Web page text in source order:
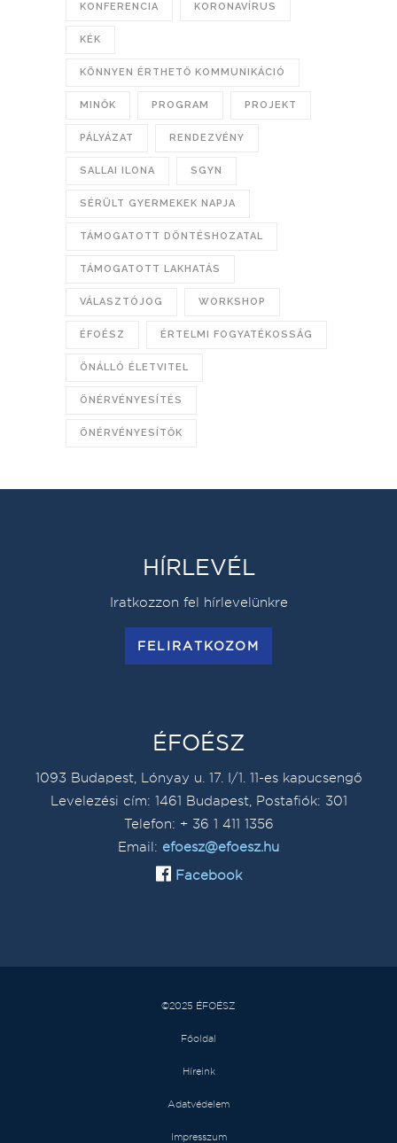
KONFERENCIA KORONAVÍRUS
KÉK
KÖNNYEN ÉRTHETŐ KOMMUNIKÁCIÓ
MINŐK PROGRAM PROJEKT
PÁLYÁZAT RENDEZVÉNY
SALLAI ILONA SGYN
SÉRÜLT GYERMEKEK NAPJA
TÁMOGATOTT DÖNTÉSHOZATAL
TÁMOGATOTT LAKHATÁS
VÁLASZTÓJOG WORKSHOP
ÉFOÉSZ ÉRTELMI FOGYATÉKOSSÁG
ÖNÁLLÓ ÉLETVITEL
ÖNÉRVÉNYESÍTÉS
ÖNÉRVÉNYESÍTŐK
HÍRLEVÉL
Iratkozzon fel hírlevelünkre
FELIRATKOZOM
ÉFOÉSZ
1093 Budapest, Lónyay u. 17. I/1. 11-es kapucsengő
Levelezési cím: 1461 Budapest, Postafiók: 301
Telefon: + 36 1 411 1356
Email: efoesz@efoesz.hu
Facebook
©2025 ÉFOÉSZ
Főoldal
Híreink
Adatvédelem
Impresszum